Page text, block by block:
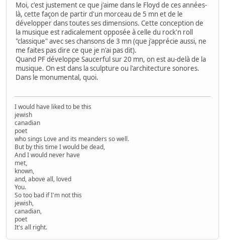
Moi, c'est justement ce que j'aime dans le Floyd de ces années-
là, cette façon de partir d'un morceau de 5 mn et de le
développer dans toutes ses dimensions. Cette conception de
la musique est radicalement opposée à celle du rock'n roll
"classique" avec ses chansons de 3 mn (que j'apprécie aussi, ne
me faites pas dire ce que je n'ai pas dit).
Quand PF développe Saucerful sur 20 mn, on est au-delà de la
musique. On est dans la sculpture ou l'architecture sonores.
Dans le monumental, quoi.
I would have liked to be this
jewish
canadian
poet
who sings Love and its meanders so well.
But by this time I would be dead,
And I would never have
met,
known,
and, above all, loved
You.
So too bad if I'm not this
jewish,
canadian,
poet
It's all right.